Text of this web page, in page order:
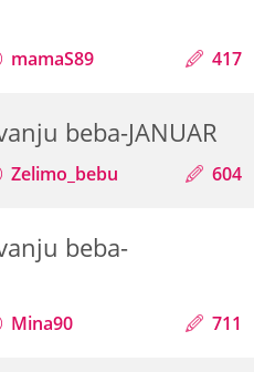
mamaS89 417
beba-JANUAR
Zelimo_bebu 604
beba-
Mina90 711